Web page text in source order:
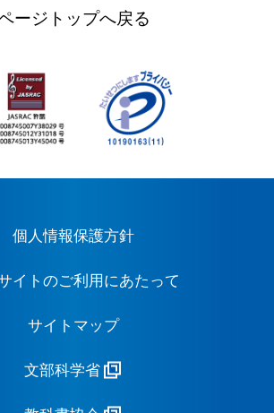
ージトップへ戻る
個人情報保護方針
イトのご利用にあたって
サイトマップ
文部科学省